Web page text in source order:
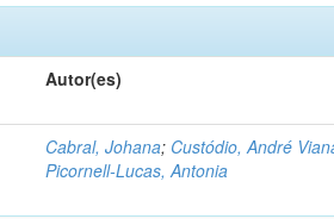
Autor(es)
Cabral, Johana; Custódio, André
Picornell-Lucas, Antonia